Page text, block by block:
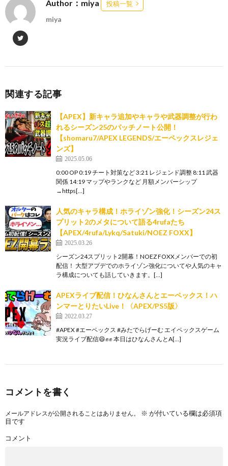
Author：miya 投稿一覧
miya
関連する記事
【APEX】新キャラ追加やキャラや武器調整が行わ
れるシーズン25のパッチノート公開！
【shomaru7/APEX LEGENDS/エーペックスレジェ
ンズ】
2025.05.06
0:00 OP 0:19 チート対策など 3:21 レジェンド調整 8:11 武器
関係 14:19 マップやランクなど 月額メンバーシップ
→https[…]
人気のキャラ構成！ホライゾン強化！シーズン24ス
プリット2のメタについて語る4rufaたち
【APEX/4rufa/Lykq/Satuki/NOEZ FOXX】
2025.03.26
シーズン24スプリット2開幕！NOEZ FOXXメンバーでの初
配信！ 大型アプデでのホライゾン強化についてや人気のキャ
ラ構成についても話していきます。[…]
APEXライブ配信！ひなんさんとエーペックス！ハ
ンマーとりたいLive！〈APEX/PS5版〉
2022.03.27
#APEX #エーペックス #みたでらげーむ エイペックスゲーム
実況ライブ配信😄✊✊ 本日はひなんさんとA[…]
コメントを書く
メールアドレスが公開されることはありません。 ※ が付いている欄は必須項
目です
コメント